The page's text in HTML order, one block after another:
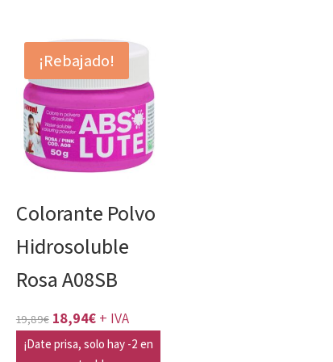
¡Rebajado!
Colorante Polvo
Hidrosoluble
Rosa A08SB
19,89€ El
precio
18,94€El
precio
+ IVA
¡Date prisa, solo hay -2 en